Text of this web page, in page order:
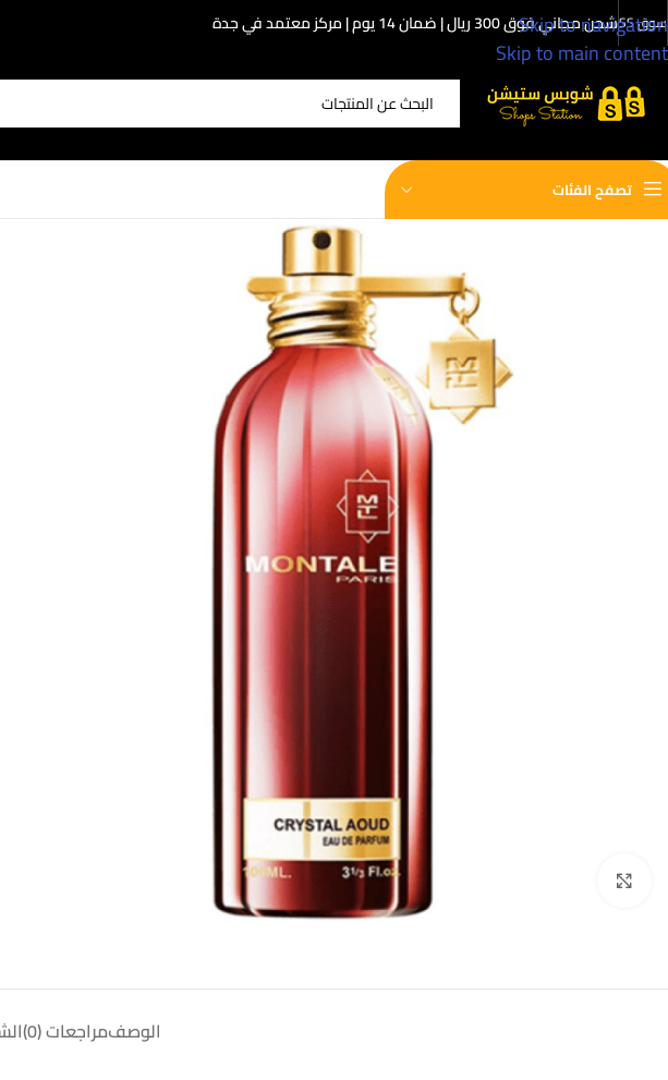
Skip to navigation
Skip to main content
سوق SS شحن مجاني فوق 300 ريال | ضمان 14 يوم | مركز معتمد في جدة
تصفح الفئات
الوصفمراجعات (0)